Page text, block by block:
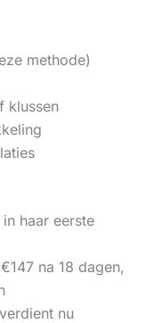
methode)
klussen
haar eerste
na 18 dagen,
nu